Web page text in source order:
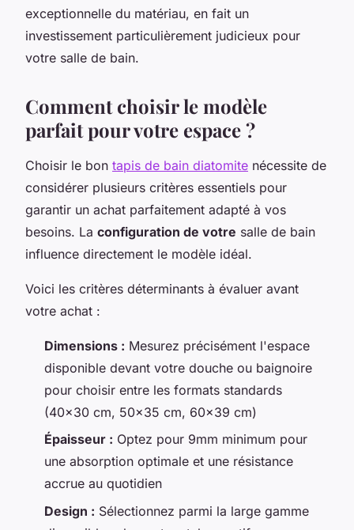
exceptionnelle du matériau, en fait un
investissement particulièrement judicieux pour
votre salle de bain.
Comment choisir le modèle
parfait pour votre espace ?
Choisir le bon tapis de bain diatomite nécessite de
considérer plusieurs critères essentiels pour
garantir un achat parfaitement adapté à vos
besoins. La configuration de votre salle de bain
influence directement le modèle idéal.
Voici les critères déterminants à évaluer avant
votre achat :
Dimensions : Mesurez précisément l'espace
disponible devant votre douche ou baignoire
pour choisir entre les formats standards
(40x30 cm, 50x35 cm, 60x39 cm)
Épaisseur : Optez pour 9mm minimum pour
une absorption optimale et une résistance
accrue au quotidien
Design : Sélectionnez parmi la large gamme